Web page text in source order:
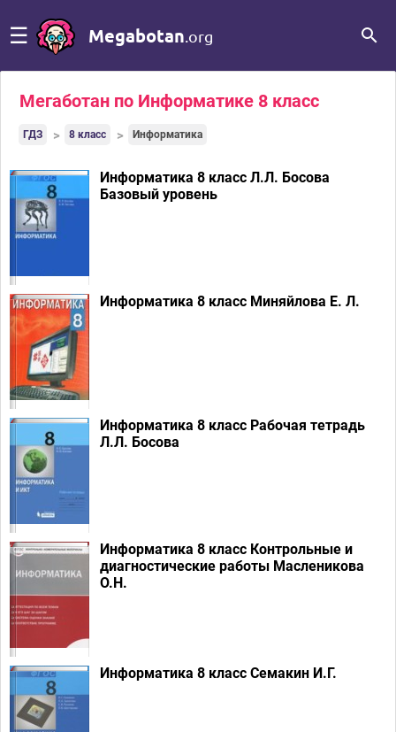
☰ Megabotan .org
Мегаботан по Информатике 8 класс
ГДЗ 8 класс Информатика
Информатика 8 класс Л.Л. Босова
Базовый уровень
Информатика 8 класс Миняйлова Е. Л.
Информатика 8 класс Рабочая тетрадь
Л.Л. Босова
Информатика 8 класс Контрольные и
диагностические работы Масленикова
О.Н.
Информатика 8 класс Семакин И.Г.